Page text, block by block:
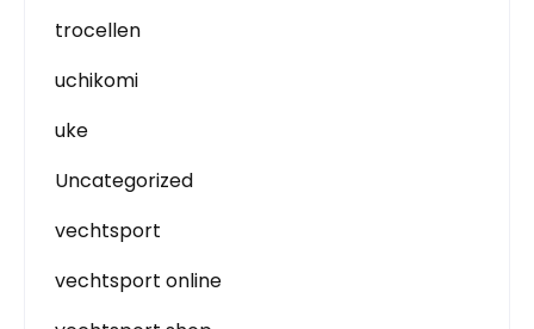
trocellen
uchikomi
uke
Uncategorized
vechtsport
vechtsport online